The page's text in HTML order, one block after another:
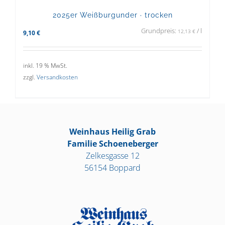
2025er Weißburgunder · trocken
9,10 € Grundpreis: 12,13 € / l
inkl. 19 % MwSt.
zzgl. Versandkosten
Weinhaus Heilig Grab
Familie Schoeneberger
Zelkesgasse 12
56154 Boppard